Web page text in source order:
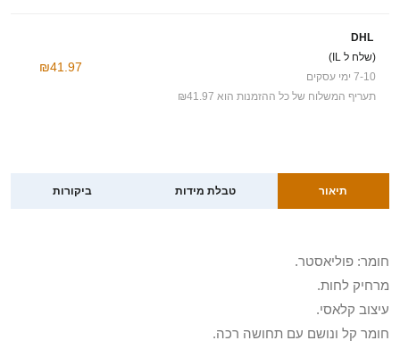
DHL
(שלח ל IL)
7-10 ימי עסקים
תעריף המשלוח של כל ההזמנות הוא ₪41.97
₪41.97
תיאור טבלת מידות ביקורות
חומר: פוליאסטר.
מרחיק לחות.
עיצוב קלאסי.
חומר קל ונושם עם תחושה רכה.